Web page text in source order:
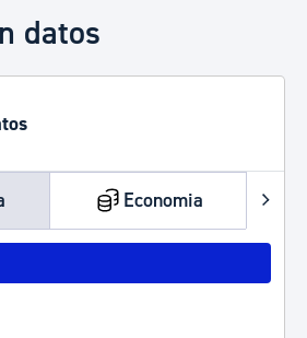
datos
Economia